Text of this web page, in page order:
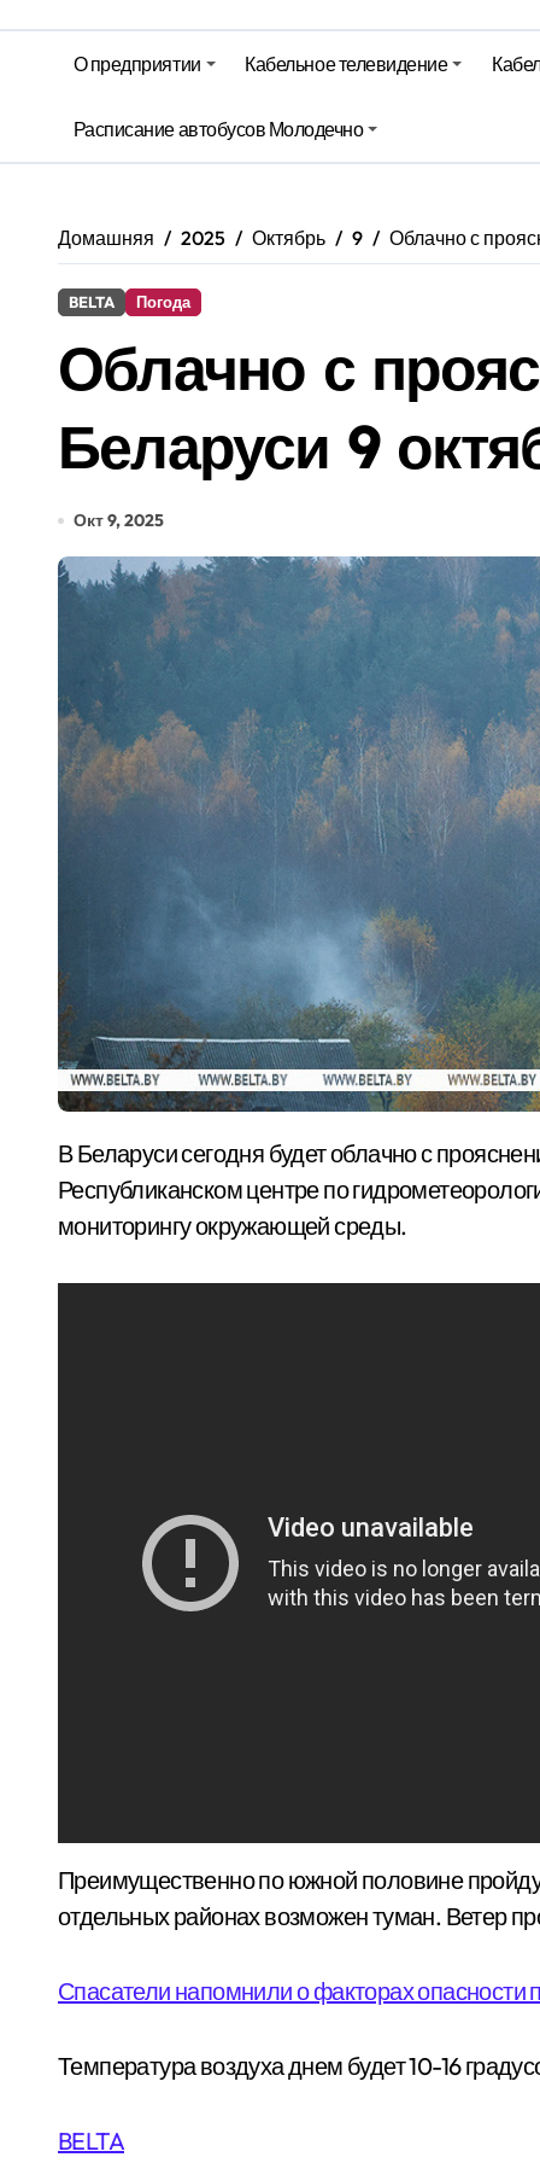
Молодечно. Новости время
Красный уровень опасности
Вкусовые предпочтения,
О предприятии Кабельное телевидение
Расписание автобусов Молодечно
Домашняя 2025 Октябрь 9 Облачно с
BELTA Погода
Облачно с
Беларуси 9
Окт 9, 2025
В Беларуси сегодня будет облачно с прояснениями. Об этом БЕЛТА сообщили в
Республиканском центре по
мониторингу окружающей среды.
Преимущественно по южной половине
отдельных районах возможен туман. Ветер
Спасатели напомнили о факторах опасности
Температура воздуха днем будет 10-16
BELTA